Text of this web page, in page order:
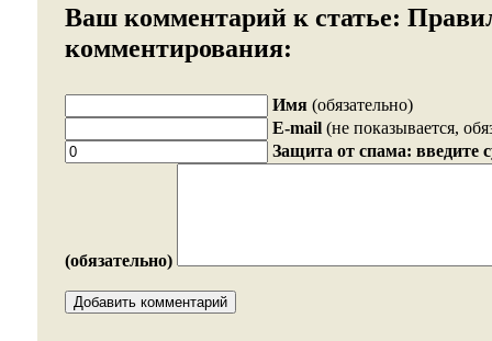
Ваш комментарий к статье:
комментирования:
Имя (обязательно)
E-mail (не показывается,
Защита от спама: введите
(обязательно)